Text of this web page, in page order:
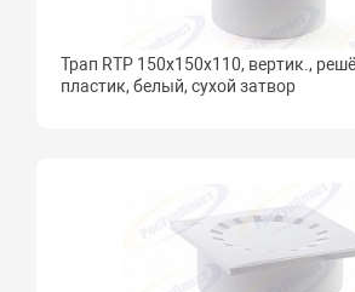
Трап RTP 150х150х110, вертик.,
пластик, белый, сухой затвор